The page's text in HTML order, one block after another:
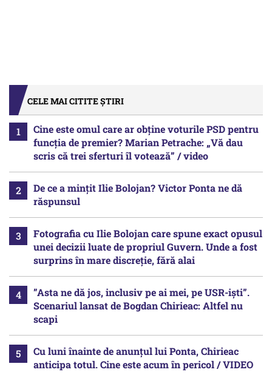
CELE MAI CITITE ȘTIRI
Cine este omul care ar obține voturile PSD pentru
funcția de premier? Marian Petrache: „Vă dau
scris că trei sferturi îl votează” / video
De ce a mințit Ilie Bolojan? Victor Ponta ne dă
răspunsul
Fotografia cu Ilie Bolojan care spune exact opusul
unei decizii luate de propriul Guvern. Unde a fost
surprins în mare discreție, fără alai
”Asta ne dă jos, inclusiv pe ai mei, pe USR-iști”.
Scenariul lansat de Bogdan Chirieac: Altfel nu
scapi
Cu luni înainte de anunțul lui Ponta, Chirieac
anticipa totul. Cine este acum în pericol / VIDEO